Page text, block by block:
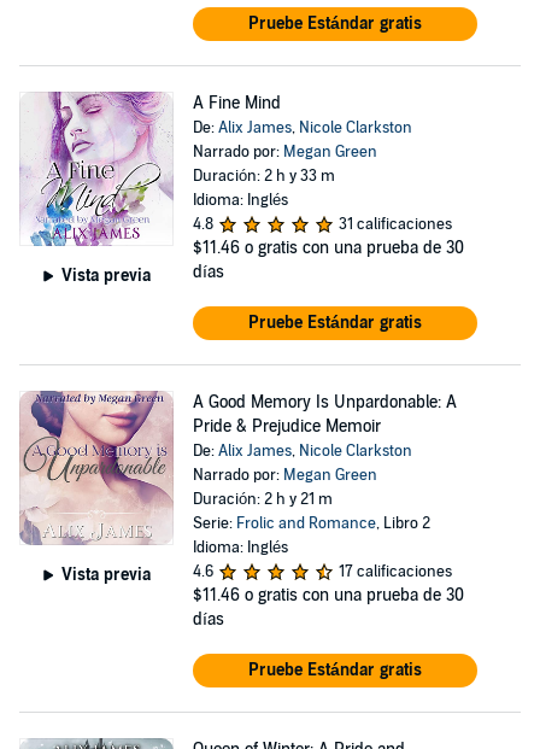
Pruebe Estándar gratis
Vista previa
A Fine Mind
De:Alix James, Nicole Clarkston
Narrado por: Megan Green
Duración: 2 h y 33 m
Idioma: Inglés
4.8
31 calificaciones
$11.46 o gratis con una prueba de 30
días
Pruebe Estándar gratis
Vista previa
A Good Memory Is Unpardonable: A
Pride & Prejudice Memoir
De:Alix James, Nicole Clarkston
Narrado por: Megan Green
Duración: 2 h y 21 m
Serie: Frolic and Romance, Libro 2
Idioma: Inglés
4.6
17 calificaciones
$11.46 o gratis con una prueba de 30
días
Pruebe Estándar gratis